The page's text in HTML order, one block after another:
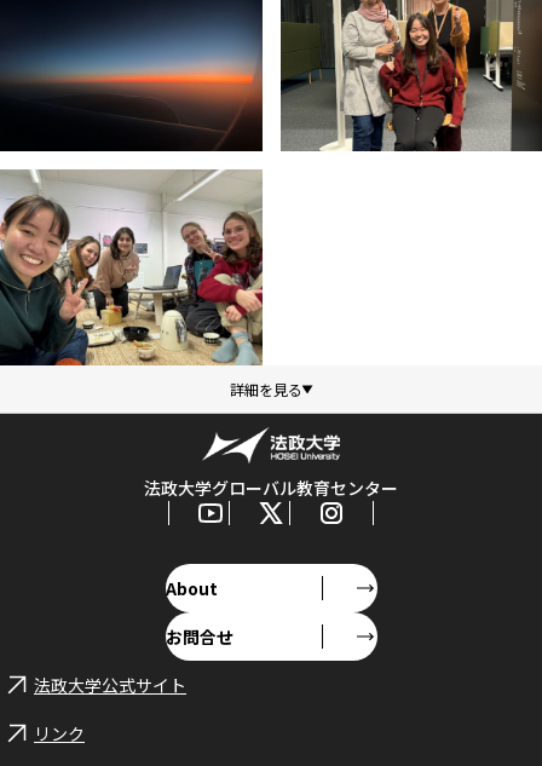
法政大学グローバル教育センター
About
お問合せ
法政大学公式サイト
リンク